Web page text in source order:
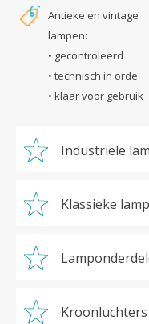
Antieke en vintage
lampen:
• gecontroleerd
• technisch in orde
• klaar voor gebruik
Industriële
Klassieke
Kroonluchters